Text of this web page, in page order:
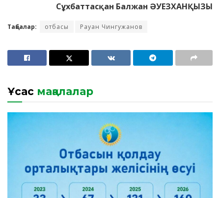
Сұхбаттасқан Балжан ӘУЕЗХАНҚЫЗЫ
Таңбалар: отбасы Рауан Чингужанов
Ұқсас мақалалар